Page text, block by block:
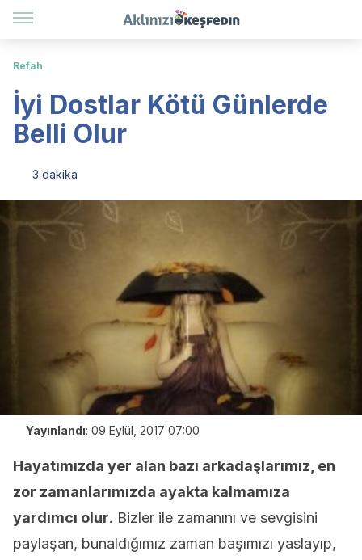
Refah
İyi Dostlar Kötü Günlerde
Belli Olur
3 dakika
Yayınlandı: 09 Eylül, 2017 07:00
Hayatımızda yer alan bazı arkadaşlarımız, en
zor zamanlarımızda ayakta kalmamıza
yardımcı olur. Bizler ile zamanını ve sevgisini
paylaşan, bunaldığımız zaman başımızı yaslayıp,